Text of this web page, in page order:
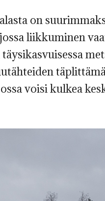
on
liikkuminen
voisi kulkea